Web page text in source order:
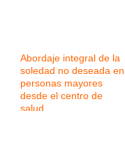
Abordaje integral de la
soledad no deseada en
personas mayores
desde el centro de
salud